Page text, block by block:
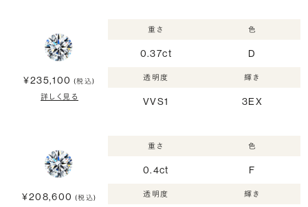
¥235,100 (税込)
詳しく見る
重さ
0.37ct
色
D
透明度
VVS1
輝き
3EX
¥208,600 (税込)
重さ
0.4ct
色
F
透明度 輝き